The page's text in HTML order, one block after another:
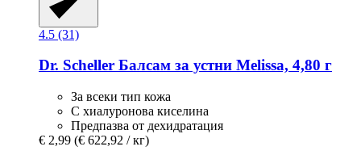
4.5 (31)
Dr. Scheller Балсам за устни Melissa, 4,80 г
За всеки тип кожа
С хиалуронова киселина
Предпазва от дехидратация
€ 2,99 (€ 622,92 / кг)